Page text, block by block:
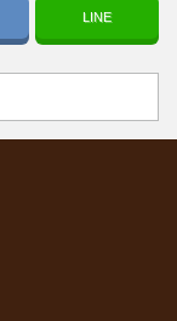
LINE